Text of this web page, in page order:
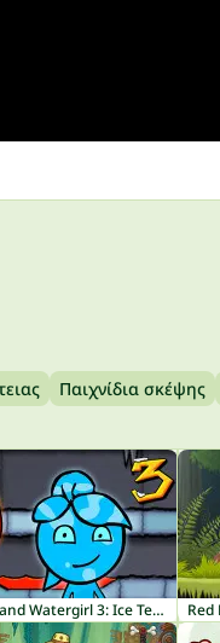
Παιχνίδια σκέψης
Fireboy and Watergirl 3: Ice Temple Red